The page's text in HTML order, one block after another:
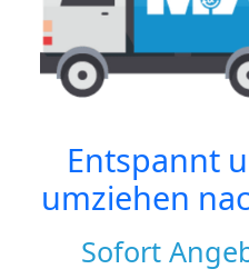
Entspannt
umziehen
Sofort